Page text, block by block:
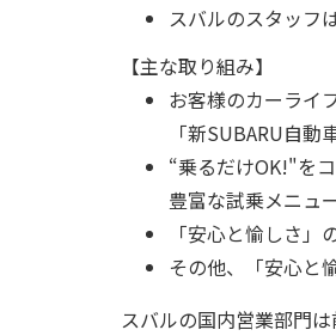
スバルのスタッフ
【主な取り組み】
お客様のカーライ
「新SUBARU自
“乗るだけOK!"を
豊富な試乗メニュ
「安心と愉しさ
その他、「安心と
スバルの国内営業部門